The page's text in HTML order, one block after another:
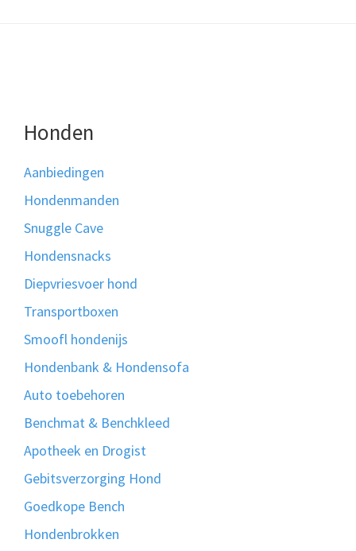
Honden
Aanbiedingen
Hondenmanden
Snuggle Cave
Hondensnacks
Diepvriesvoer hond
Transportboxen
Smoofl hondenijs
Hondenbank & Hondensofa
Auto toebehoren
Benchmat & Benchkleed
Apotheek en Drogist
Gebitsverzorging Hond
Goedkope Bench
Hondenbrokken